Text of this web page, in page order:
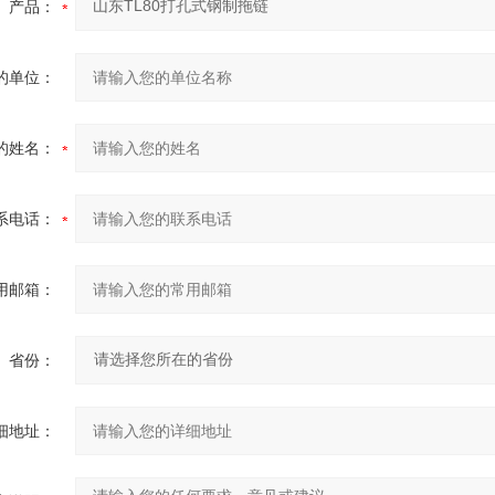
产品：
单位：
姓名：
电话：
邮箱：
省份：
地址：